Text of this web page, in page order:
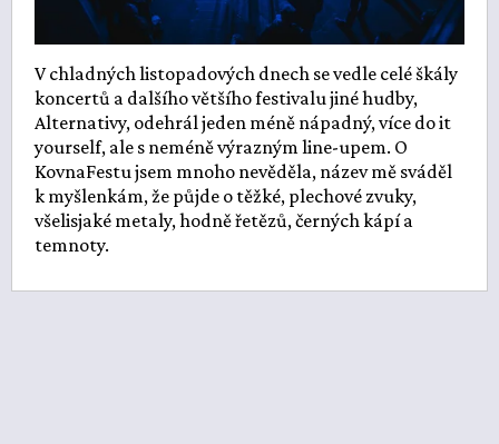
V chladných listopadových dnech se vedle celé škály
koncertů a dalšího většího festivalu jiné hudby,
Alternativy, odehrál jeden méně nápadný, více do it
yourself, ale s neméně výrazným line-upem. O
KovnaFestu jsem mnoho nevěděla, název mě sváděl
k myšlenkám, že půjde o těžké, plechové zvuky,
všelisjaké metaly, hodně řetězů, černých kápí a
temnoty.